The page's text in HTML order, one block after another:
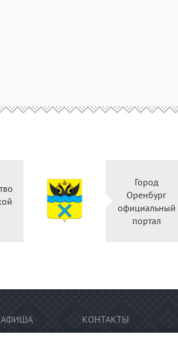
Город
Оренбург
официальный
портал
АФИША КОНТАКТЫ